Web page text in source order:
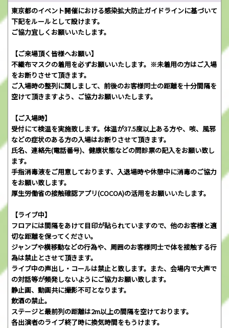
東京都のイベント開催における感染拡大防止ガイドラインに基づいて
下記をルールとして設けます。
ご協力宜しくお願いいたします。
【ご来場頂く皆様へお願い】
不織布マスクの着用を必ずお願いいたします。※未着用の方はご入場
をお断りさせて頂きます。
ご入場時の整列に関しまして、前後のお客様同士の距離を十分間隔を
空けて頂きますよう、ご協力お願いいたします。
【ご入場時】
受付にて検温を実施致します。体温が37.5度以上ある方や、咳、風邪
などの症状のある方の入場はお断りさせて頂きます。
氏名、連絡先(電話番号)、健康状態などの問診票の記入をお願い致し
ます。
手指消毒液をご用意しております、入退場時や休憩中に消毒のご協力
をお願い致します。
厚生労働省の接触確認アプリ(COCOA)の活用をお願いいたします。
【ライブ中】
フロアには間隔をあけて目印が貼られていますので、他のお客様と適
切な距離を保ってください。
ジャンプや横移動などの行為や、周囲のお客様同士で体を接触する行
為は禁止とさせて頂きます。
ライブ中の声出し・コールは禁止と致します。また、会場内で大声で
の対話等が頻発しないようにご協力お願い致します。
静止画、動画共に撮影不可となります。
飲酒の禁止。
ステージと最前列の距離は2m以上の間隔を空けております。
各出演者のライブ終了時に換気時間をもうけます。